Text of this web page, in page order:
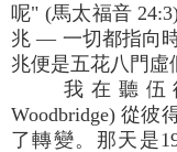
呢" (馬太福音
兆 — 一切都指向
兆便是五花八門虛
我在聽伍
Woodbridge) 從彼
了轉變。那天是